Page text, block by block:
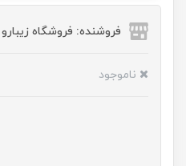
فروشنده: فروشگاه زیبارو
ناموجود